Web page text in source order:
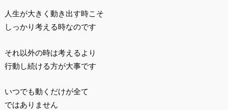
人生が大きく動き出す時こそ
しっかり考える時なのです
それ以外の時は考えるより
行動し続ける方が大事です
いつでも動くだけが全て
ではありません